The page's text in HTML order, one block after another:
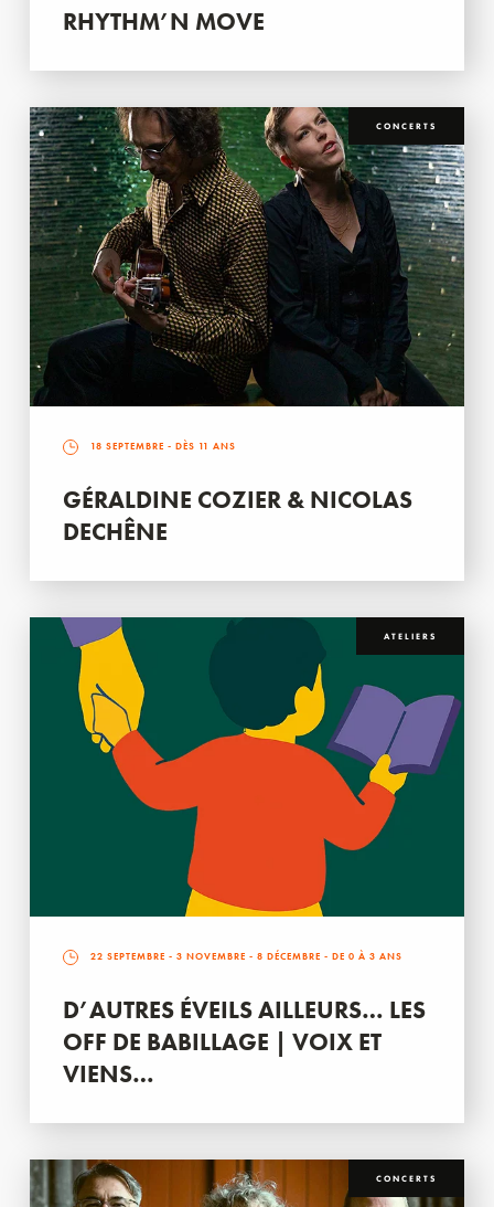
RHYTHM’N MOVE
CONCERTS
18 SEPTEMBRE - DÈS 11 ANS
GÉRALDINE COZIER & NICOLAS
DECHÊNE
ATELIERS
22 SEPTEMBRE - 3 NOVEMBRE - 8 DÉCEMBRE - DE 0 À 3 ANS
D’AUTRES ÉVEILS AILLEURS… LES
OFF DE BABILLAGE | VOIX ET
VIENS…
CONCERTS